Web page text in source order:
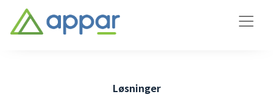
Løsninger